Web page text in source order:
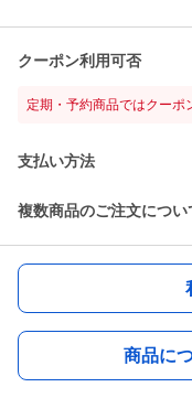
クーポン利用可否
定期・予約商品ではクーポ
支払い方法
複数商品のご注文につい
商品に